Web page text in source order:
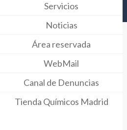
Servicios
Noticias
Área reservada
WebMail
Canal de Denuncias
Tienda Químicos Madrid